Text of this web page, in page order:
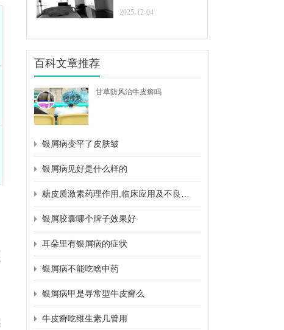
2025-12-04
百科文章推荐
甘草防风治牛皮癣吗
银屑病变平了皮肤皱
银屑病见好是什么样的
银屑胶囊哪个牌子效果好
耳朵里有银屑病的症状
银屑病不能吃啥中药
银屑病甲是寻常型牛皮癣么
牛皮癣吃维生素几管用